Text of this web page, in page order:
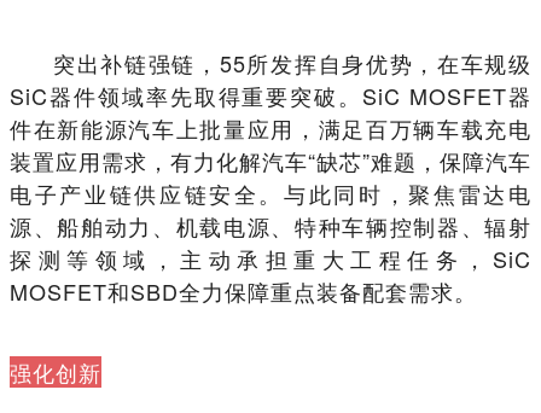
突出补链强链，55所发挥自身优势，在车规级
SiC器件领域率先取得重要突破。SiC MOSFET器
件在新能源汽车上批量应用，满足百万辆车载充电
装置应用需求，有力化解汽车“缺芯”难题，保障汽车
电子产业链供应链安全。与此同时，聚焦雷达电
源、船舶动力、机载电源、特种车辆控制器、辐射
探测等领域，主动承担重大工程任务，SiC
MOSFET和SBD全力保障重点装备配套需求。
强化创新